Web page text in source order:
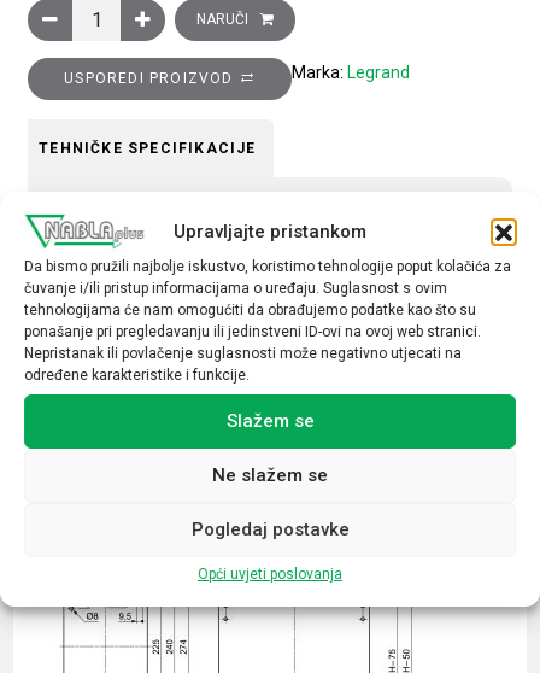
Upravljajte pristankom
Da bismo pružili najbolje iskustvo, koristimo tehnologije poput kolačića za
čuvanje i/ili pristup informacijama o uređaju. Suglasnost s ovim
tehnologijama će nam omogućiti da obrađujemo podatke kao što su
ponašanje pri pregledavanju ili jedinstveni ID-ovi na ovoj web stranici.
Nepristanak ili povlačenje suglasnosti može negativno utjecati na
određene karakteristike i funkcije.
Slažem se
Ne slažem se
Pogledaj postavke
Opći uvjeti poslovanja
USB punjač, 5V, tip C, 2M, crni količina
NARUČI
USPOREDI PROIZVOD Marka: Legrand
TEHNIČKE SPECIFIKACIJE
Tip uređaja
Utičnica
Povezani proizvodi